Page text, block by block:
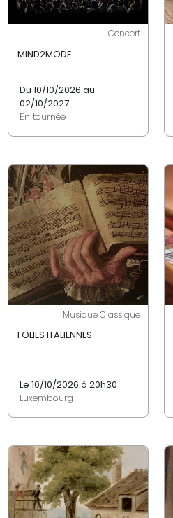
Concert
MIND2MODE
Du 10/10/2026 au
02/10/2027
En tournée
Musique Classique
FOLIES ITALIENNES
Le 10/10/2026 à 20h30
Luxembourg